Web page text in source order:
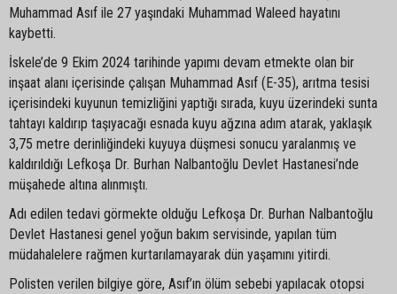
Muhammad Asıf ile 27 yaşındaki Muhammad Waleed hayatını
kaybetti.
İskele’de 9 Ekim 2024 tarihinde yapımı devam etmekte olan bir
inşaat alanı içerisinde çalışan Muhammad Asıf (E-35), arıtma tesisi
içerisindeki kuyunun temizliğini yaptığı sırada, kuyu üzerindeki sunta
tahtayı kaldırıp taşıyacağı esnada kuyu ağzına adım atarak, yaklaşık
3,75 metre derinliğindeki kuyuya düşmesi sonucu yaralanmış ve
kaldırıldığı Lefkoşa Dr. Burhan Nalbantoğlu Devlet Hastanesi’nde
müşahede altına alınmıştı.
Adı edilen tedavi görmekte olduğu Lefkoşa Dr. Burhan Nalbantoğlu
Devlet Hastanesi genel yoğun bakım servisinde, yapılan tüm
müdahalelere rağmen kurtarılamayarak dün yaşamını yitirdi.
Polisten verilen bilgiye göre, Asıf’ın ölüm sebebi yapılacak otopsi